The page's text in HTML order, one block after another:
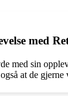
med
med sin
at de